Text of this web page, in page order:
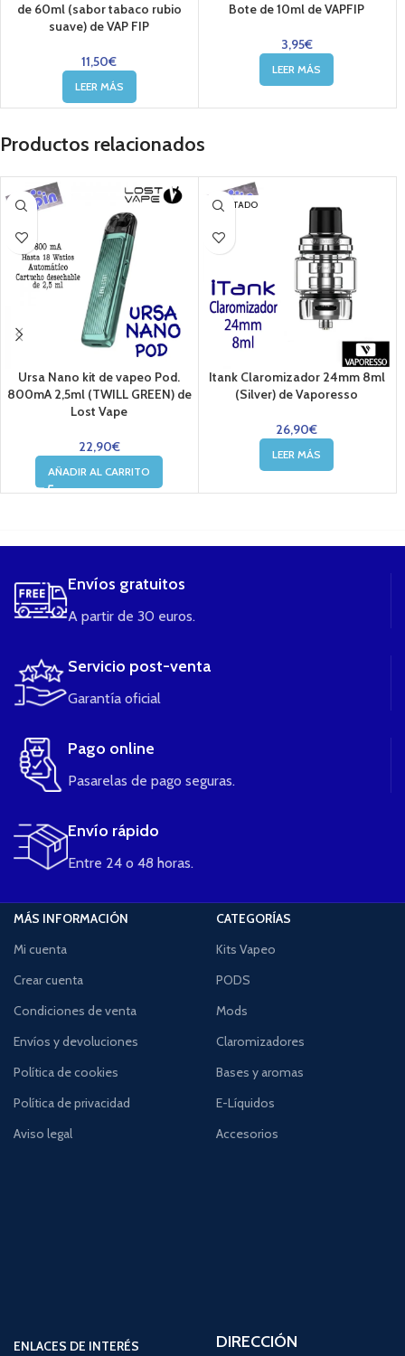
de 60ml (sabor tabaco rubio
suave) de VAP FIP
11,50€
LEER MÁS
Bote de 10ml de VAPFIP
3,95€
LEER MÁS
Productos relacionados
Ursa Nano kit de vapeo Pod.
800mA 2,5ml (TWILL GREEN) de
Lost Vape
22,90€
AÑADIR AL CARRITO
AGOTADO
Itank Claromizador 24mm 8ml
(Silver) de Vaporesso
26,90€
LEER MÁS
Envíos gratuitos
A partir de 30 euros.
Servicio post-venta
Garantía oficial
Pago online
Pasarelas de pago seguras.
Envío rápido
Entre 24 o 48 horas.
MÁS INFORMACIÓN
Mi cuenta
Crear cuenta
Condiciones de venta
Envíos y devoluciones
Política de cookies
Política de privacidad
Aviso legal
CATEGORÍAS
Kits Vapeo
PODS
Mods
Claromizadores
Bases y aromas
E-Líquidos
Accesorios
ENLACES DE INTERÉS
DIRECCIÓN